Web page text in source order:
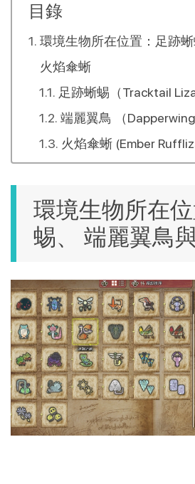
目錄
環境生物所在位置：足跡
火焰傘蜥
足跡蜥蜴（Tracktail
端麗翼鳥 （Dapperwing
火焰傘蜥 (Ember
環境生物所在
蜴、 端麗翼鳥